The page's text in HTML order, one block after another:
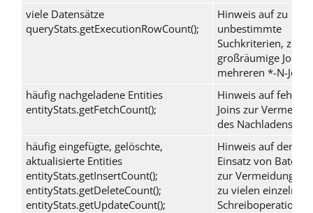
viele Datensätze
queryStats.getExecutionRowCount();
Hinweis auf zu
unbestimmte
Suchkriterien, zu
großräumige Joins
mehreren *-N-Joins
häufig nachgeladene Entities
entityStats.getFetchCount();
Hinweis auf
Joins zur
des Nachladens
häufig eingefügte, gelöschte,
aktualisierte Entities
entityStats.getInsertCount();
entityStats.getDeleteCount();
entityStats.getUpdateCount();
Hinweis auf den
Einsatz von
zur Vermeidung
zu vielen einzelnen
Schreiboperationen